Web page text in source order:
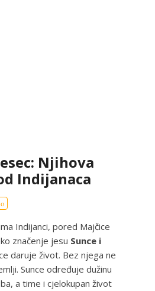
Njihova
Indijanaca
Indijanci, pored Majčice
značenje jesu Sunce i
daruje život. Bez njega ne
Sunce određuje dužinu
a time i cjelokupan život